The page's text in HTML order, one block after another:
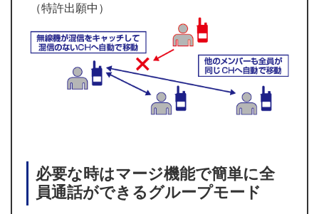
（特許出願中）
必要な時はマージ機能で簡単に全
員通話ができるグループモード